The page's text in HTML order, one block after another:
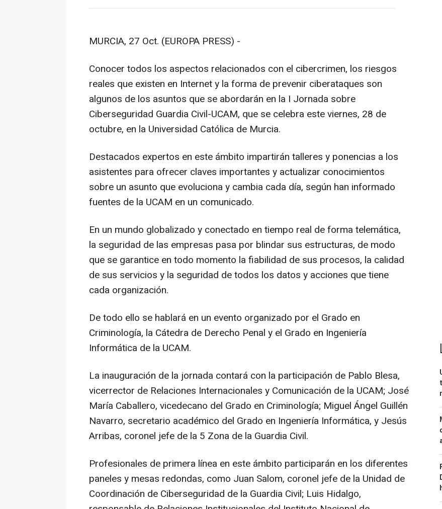
MURCIA, 27 Oct. (EUROPA PRESS) -
Conocer todos los aspectos relacionados con el cibercrimen, los riesgos
reales que existen en Internet y la forma de prevenir ciberataques son
algunos de los asuntos que se abordarán en la I Jornada sobre
Ciberseguridad Guardia Civil-UCAM, que se celebra este viernes, 28 de
octubre, en la Universidad Católica de Murcia.
Destacados expertos en este ámbito impartirán talleres y ponencias a los
asistentes para ofrecer claves importantes y actualizar conocimientos
sobre un asunto que evoluciona y cambia cada día, según han informado
fuentes de la UCAM en un comunicado.
En un mundo globalizado y conectado en tiempo real de forma telemática,
la seguridad de las empresas pasa por blindar sus estructuras, de modo
que se garantice en todo momento la fiabilidad de sus procesos, la calidad
de sus servicios y la seguridad de todos los datos y acciones que tiene
cada organización.
De todo ello se hablará en un evento organizado por el Grado en
Criminología, la Cátedra de Derecho Penal y el Grado en Ingeniería
Informática de la UCAM.
La inauguración de la jornada contará con la participación de Pablo Blesa,
vicerrector de Relaciones Internacionales y Comunicación de la UCAM; José
María Caballero, vicedecano del Grado en Criminología; Miguel Ángel Guillén
Navarro, secretario académico del Grado en Ingeniería Informática, y Jesús
Arribas, coronel jefe de la 5 Zona de la Guardia Civil.
Profesionales de primera línea en este ámbito participarán en los diferentes
paneles y mesas redondas, como Juan Salom, coronel jefe de la Unidad de
Coordinación de Ciberseguridad de la Guardia Civil; Luis Hidalgo,